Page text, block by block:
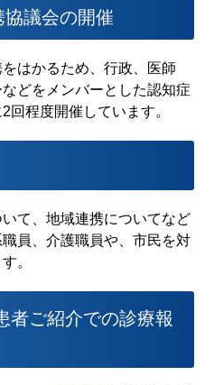
議会の開催
はかるため、行政、医師
どをメンバーとした認知症
回程度開催しています。
て、地域連携についてなど
員、介護職員や、市民を対
。
者ご紹介での診療報